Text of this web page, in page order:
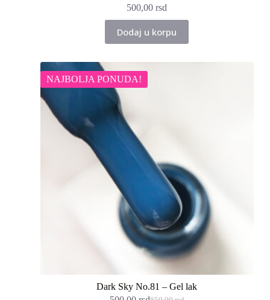
500,00rsd
Dodaj u korpu
NAJBOLJA PONUDA!
Dark Sky No.81 – Gel lak